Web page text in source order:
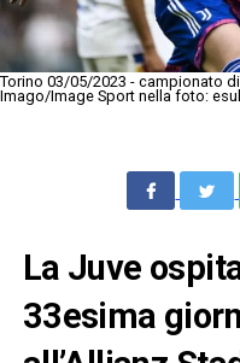
Torino 03/05/2023 - campionato
Imago/Image Sport nella foto:
La Juve
33esima